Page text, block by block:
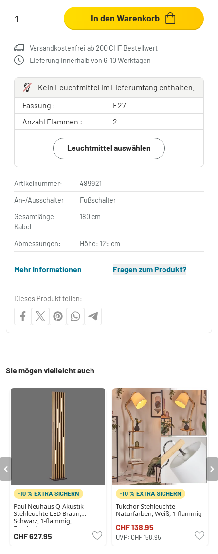
In den Warenkorb
Versandkostenfrei ab 200 CHF Bestellwert
Lieferung innerhalb von 6-10 Werktagen
Kein Leuchtmittel im Lieferumfang enthalten.
Fassung :
E27
Anzahl Flammen :
2
Leuchtmittel auswählen
Artikelnummer:
489921
An-/Ausschalter
Fußschalter
Gesamtlänge
Kabel
180 cm
Abmessungen: Höhe: 125 cm
Mehr Informationen Fragen zum Produkt?
Dieses Produkt teilen:
Sie mögen vielleicht auch
-10 % EXTRA SICHERN
Paul Neuhaus Q-Akustik
Stehleuchte LED Braun,
Schwarz, 1-flammig,
Fernbedienung
CHF 627.95
-10 % EXTRA SICHERN
Tukchor Stehleuchte
Naturfarben, Weiß, 1-flammig
CHF 138.95
UVP:CHF 158.95